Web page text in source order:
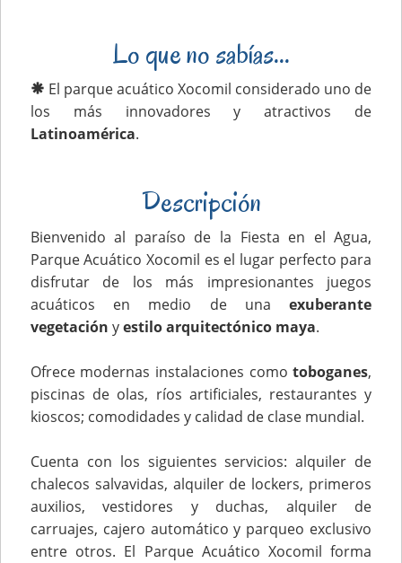
Lo que no sabías...
El parque acuático Xocomil considerado uno de
los más innovadores y atractivos de
Latinoamérica.
Descripción
Bienvenido al paraíso de la Fiesta en el Agua,
Parque Acuático Xocomil es el lugar perfecto para
disfrutar de los más impresionantes juegos
acuáticos en medio de unaexuberante
vegetación yestilo arquitectónico maya.
Ofrece modernas instalaciones comotoboganes,
piscinas de olas, ríos artificiales, restaurantes y
kioscos; comodidades y calidad de clase mundial.
Cuenta con los siguientes servicios: alquiler de
chalecos salvavidas, alquiler de lockers, primeros
auxilios, vestidores y duchas, alquiler de
carruajes, cajero automático y parqueo exclusivo
entre otros. El Parque Acuático Xocomil forma